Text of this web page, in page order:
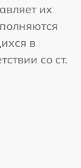
их
в
со ст.